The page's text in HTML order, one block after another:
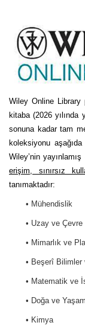
Wiley Online Library
kitaba (2026 yılında
sonuna kadar tam
koleksiyonu
Wiley’nin
erişim, sınırsız
tanımaktadır:
• Mühendislik
• Uzay ve Çevre
• Mimarlık ve
• Beşerî Bilimler
• Matematik ve
• Doğa ve Yaşam
• Kimya